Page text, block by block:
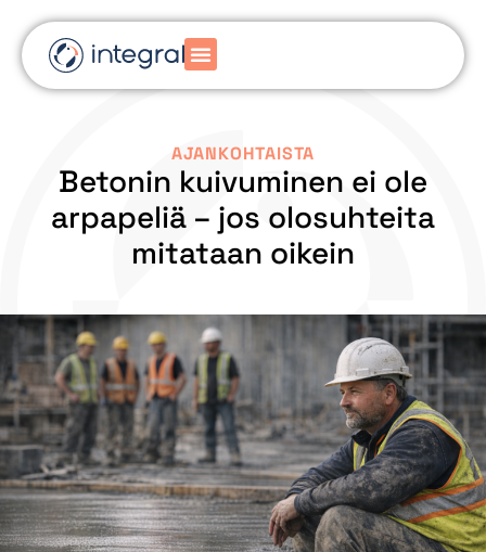
AJANKOHTAISTA
Betonin kuivuminen ei ole
arpapeliä – jos olosuhteita
mitataan oikein